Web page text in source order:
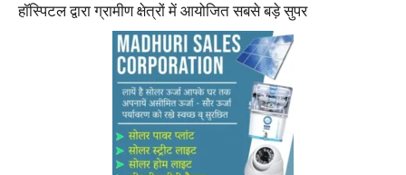
हॉस्पिटल द्वारा ग्रामीण क्षेत्रों में आयोजित सबसे बड़े सुपर